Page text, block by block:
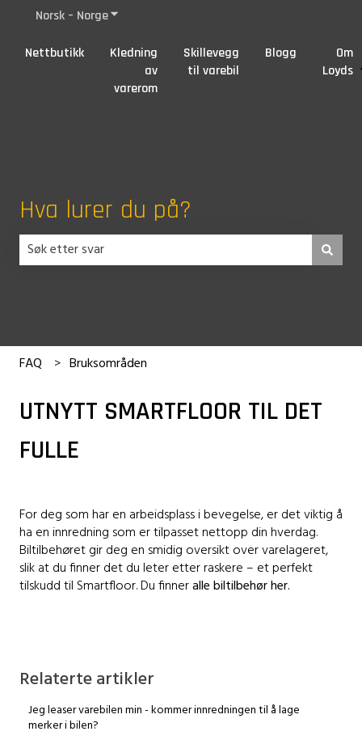
Norsk – NorgeVis undermeny for oversettelser
Nettbutikk
Kledning
av
varerom
Skillevegg
til varebil
Blogg
Om
Loyds
Hva lurer du på?
FAQ Bruksområden
UTNYTT SMARTFLOOR TIL DET
FULLE
For deg som har en arbeidsplass i bevegelse, er det viktig å
ha en innredning som er tilpasset nettopp din hverdag.
Biltilbehøret gir deg en smidig oversikt over varelageret,
slik at du finner det du leter etter raskere – et perfekt
tilskudd til Smartfloor. Du finneralle biltilbehør her.
Relaterte artikler
Jeg leaser varebilen min - kommer innredningen til å lage
merker i bilen?